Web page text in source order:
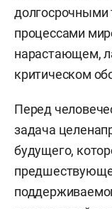
долгосрочными
процессами
нарастающем,
критическом
Перед
задача
будущего,